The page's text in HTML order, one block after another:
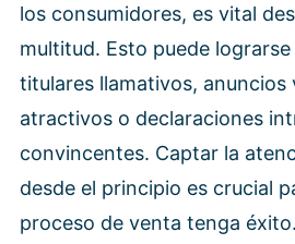
los consumidores, es vital
multitud. Esto puede
titulares llamativos, anuncios
atractivos o declaraciones
convincentes. Captar la
desde el principio es crucial
proceso de venta tenga éxito.